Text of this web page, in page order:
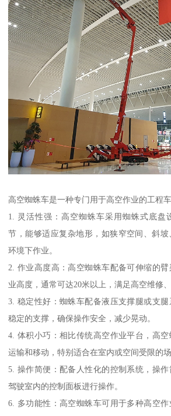
高空蜘蛛车是一种专门用于高空作业的工程
1. 灵活性强：高空蜘蛛车采用蜘蛛式底盘
节，能够适应复杂地形，如狭窄空间、斜
环境下作业。
2. 作业高度高：高空蜘蛛车配备可伸缩的
业高度，通常可达20米以上，满足高空维修
3. 稳定性好：蜘蛛车配备液压支撑腿或支
稳定的支撑，确保操作安全，减少晃动。
4. 体积小巧：相比传统高空作业平台，高
运输和移动，特别适合在室内或空间受限的场
5. 操作简便：配备人性化的控制系统，操
驾驶室内的控制面板进行操作。
6. 多功能性：高空蜘蛛车可用于多种高空